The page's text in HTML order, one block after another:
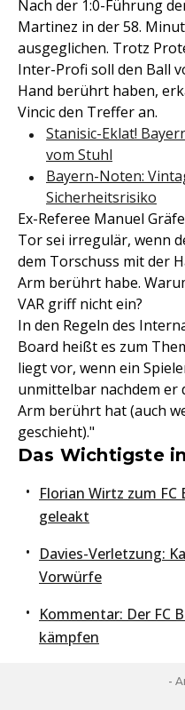
Nach der 1:0-Führung
Martinez in der 58.
ausgeglichen. Trotz
Inter-Profi soll den Ball
Hand berührt haben,
Vincic den Treffer an.
Stanisic-Eklat!
vom Stuhl
Bayern-Noten:
Sicherheitsrisiko
Ex-Referee Manuel
Tor sei irregulär, wenn
dem Torschuss mit der
Arm berührt habe.
VAR griff nicht ein?
In den Regeln des
Board heißt es zum
liegt vor, wenn ein
unmittelbar nachdem er
Arm berührt hat (auch
geschieht)."
Das Wichtigste
Florian Wirtz zum FC
geleakt
Davies-Verletzung:
Vorwürfe
Kommentar: Der FC
kämpfen
-